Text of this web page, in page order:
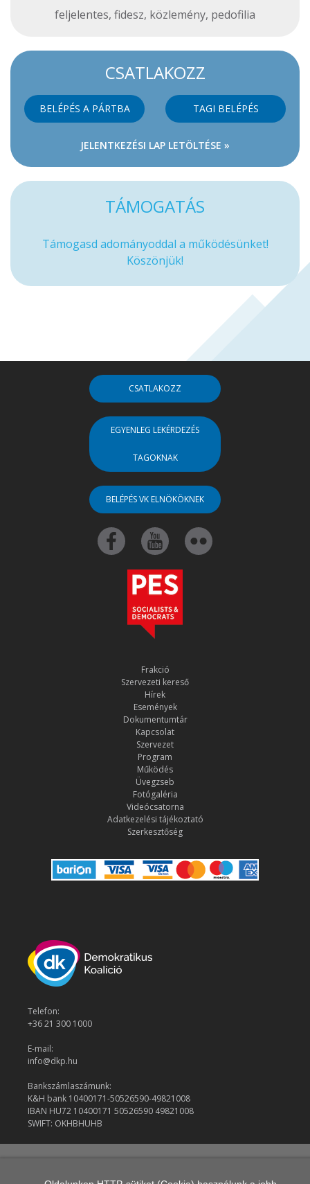
feljelentes, fidesz, közlemény, pedofilia
CSATLAKOZZ
BELÉPÉS A PÁRTBA TAGI BELÉPÉS
JELENTKEZÉSI LAP LETÖLTÉSE »
TÁMOGATÁS
Támogasd adományoddal a működésünket!
Köszönjük!
CSATLAKOZZ
EGYENLEG LEKÉRDEZÉS
TAGOKNAK
BELÉPÉS VK ELNÖKÖKNEK
Frakció
Szervezeti kereső
Hírek
Események
Dokumentumtár
Kapcsolat
Szervezet
Program
Működés
Üvegzseb
Fotógaléria
Videócsatorna
Adatkezelési tájékoztató
Szerkesztőség
Telefon:
+36 21 300 1000
E-mail:
info@dkp.hu
Bankszámlaszámunk:
K&H bank 10400171-50526590-49821008
IBAN HU72 10400171 50526590 49821008
SWIFT: OKHBHUHB